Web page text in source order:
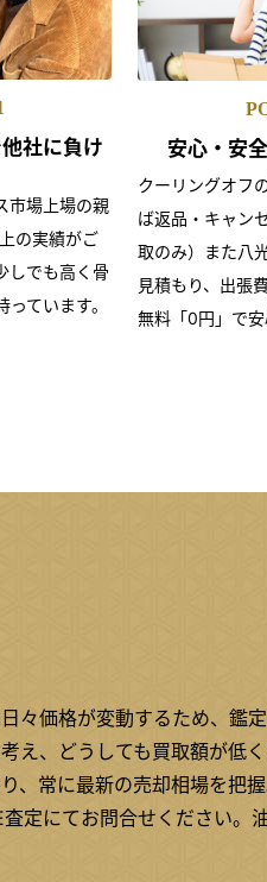
他社に負け
市場上場の親
の実績がご
しでも高く骨
ています。
安心・安
クーリングオフ
ば返品・キャン
取のみ）また八
見積もり、出張
無料「0円」で安
々価格が変動するため、鑑
え、どうしても買取額が低
、常に最新の売却相場を把
定にてお問合せください